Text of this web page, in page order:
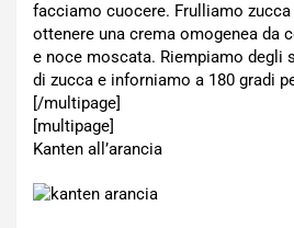
facciamo cuocere. Frulliamo
ottenere una crema omogenea da
e noce moscata. Riempiamo degli
di zucca e inforniamo a 180 gradi
[/multipage]
[multipage]
Kanten all’arancia